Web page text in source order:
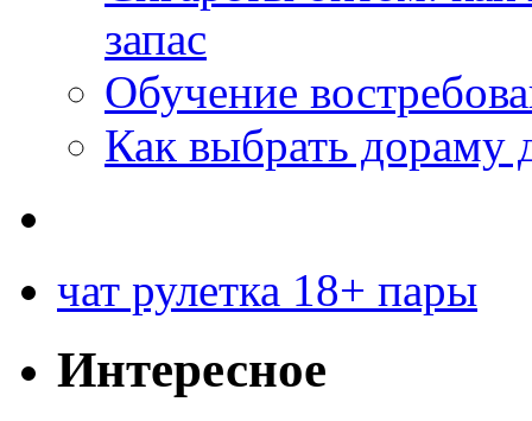
запас
Обучение
Как выбрать дораму
чат рулетка 18+ пары
Интересное